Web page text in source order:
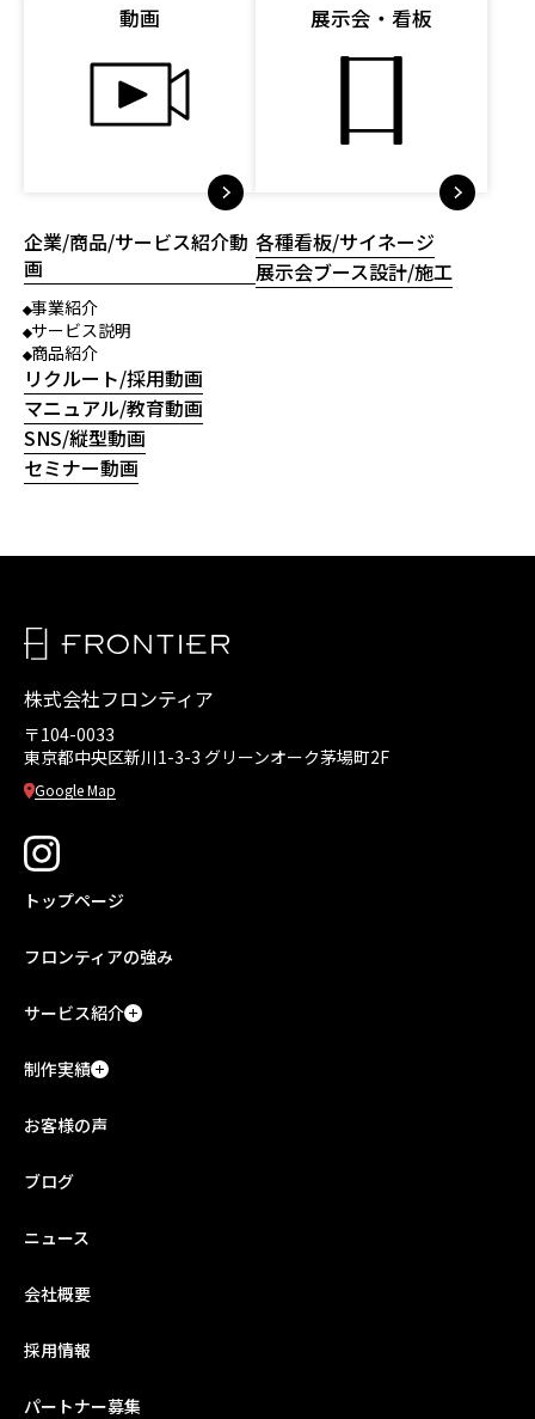
動画
企業/商品/サービス紹介動
画
事業紹介
サービス説明
商品紹介
リクルート/採用動画
マニュアル/教育動画
SNS/縦型動画
セミナー動画
展示会・看板
各種看板/サイネージ
展示会ブース設計/施工
株式会社フロンティア
〒104-0033
東京都中央区新川1-3-3 グリーンオーク茅場町2F
Google Map
トップページ
フロンティアの強み
サービス紹介
制作実績
お客様の声
ブログ
ニュース
会社概要
採用情報
パートナー募集